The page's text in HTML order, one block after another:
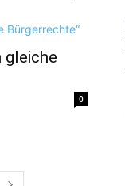
gleiche
0